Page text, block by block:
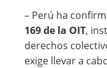
– Perú ha
169 de la OIT,
derechos
exige llevar a